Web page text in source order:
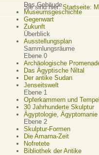
Das Gebäude
Museumsgeschichte
Gegenwart
Zukunft
Überblick
Ausstellungsplan
Sammlungsräume
Ebene 0
Archäologische
Das Ägyptische Niltal
Der antike Sudan
Jenseitswelt
Ebene 1
Opferkammern und
30 Jahrhunderte Skulptur
Ägyptologie, Ägyptomanie
Ebene 2
Skulptur-Formen
Die Amarna-Zeit
Nofretete
Bibliothek der Antike
Sie sind hier:Startseite: